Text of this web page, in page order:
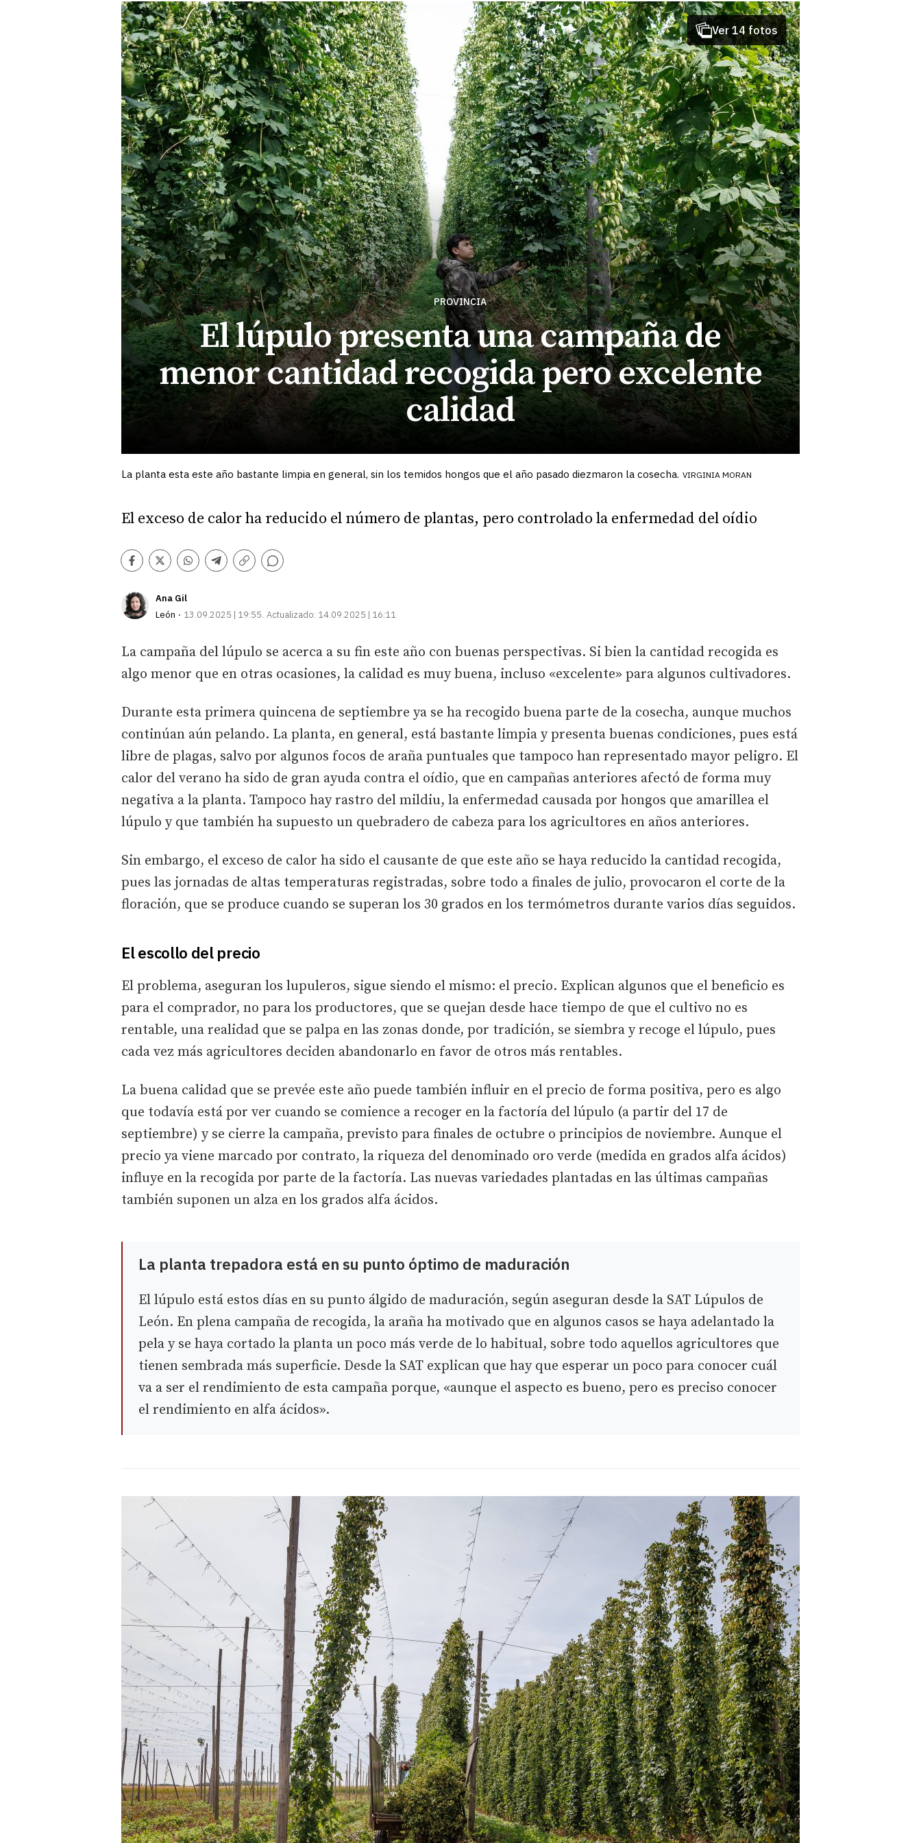
PROVINCIA
El lúpulo presenta una campaña de
menor cantidad recogida pero excelente
calidad
Ver 14 fotos
La planta esta este año bastante limpia en general, sin los temidos hongos que el año pasado diezmaron la cosecha. VIRGINIA MORAN
El exceso de calor ha reducido el número de plantas, pero controlado la enfermedad del oídio
Facebook
TwitterWhatsapp
Telegram
Copiar
Comentarios
Ana Gil
León
13.09.2025 | 19:55 Actualizado: 14.09.2025 | 16:11
La campaña del lúpulo se acerca a su fin este año con buenas perspectivas. Si bien la cantidad recogida es
algo menor que en otras ocasiones, la calidad es muy buena, incluso «excelente» para algunos cultivadores.
Durante esta primera quincena de septiembre ya se ha recogido buena parte de la cosecha, aunque muchos
continúan aún pelando. La planta, en general, está bastante limpia y presenta buenas condiciones, pues está
libre de plagas, salvo por algunos focos de araña puntuales que tampoco han representado mayor peligro. El
calor del verano ha sido de gran ayuda contra el oídio, que en campañas anteriores afectó de forma muy
negativa a la planta. Tampoco hay rastro del mildiu, la enfermedad causada por hongos que amarillea el
lúpulo y que también ha supuesto un quebradero de cabeza para los agricultores en años anteriores.
Sin embargo, el exceso de calor ha sido el causante de que este año se haya reducido la cantidad recogida,
pues las jornadas de altas temperaturas registradas, sobre todo a finales de julio, provocaron el corte de la
floración, que se produce cuando se superan los 30 grados en los termómetros durante varios días seguidos.
El escollo del precio
El problema, aseguran los lupuleros, sigue siendo el mismo: el precio. Explican algunos que el beneficio es
para el comprador, no para los productores, que se quejan desde hace tiempo de que el cultivo no es
rentable, una realidad que se palpa en las zonas donde, por tradición, se siembra y recoge el lúpulo, pues
cada vez más agricultores deciden abandonarlo en favor de otros más rentables.
La buena calidad que se prevée este año puede también influir en el precio de forma positiva, pero es algo
que todavía está por ver cuando se comience a recoger en la factoría del lúpulo (a partir del 17 de
septiembre) y se cierre la campaña, previsto para finales de octubre o principios de noviembre. Aunque el
precio ya viene marcado por contrato, la riqueza del denominado oro verde (medida en grados alfa ácidos)
influye en la recogida por parte de la factoría. Las nuevas variedades plantadas en las últimas campañas
también suponen un alza en los grados alfa ácidos.
La planta trepadora está en su punto óptimo de maduración
El lúpulo está estos días en su punto álgido de maduración, según aseguran desde la SAT Lúpulos de
León. En plena campaña de recogida, la araña ha motivado que en algunos casos se haya adelantado la
pela y se haya cortado la planta un poco más verde de lo habitual, sobre todo aquellos agricultores que
tienen sembrada más superficie. Desde la SAT explican que hay que esperar un poco para conocer cuál
va a ser el rendimiento de esta campaña porque, «aunque el aspecto es bueno, pero es preciso conocer
el rendimiento en alfa ácidos».